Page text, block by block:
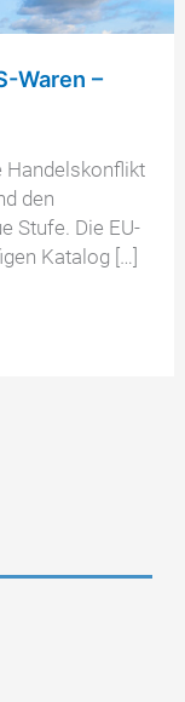
Waren –
Handelskonflikt
den
Stufe. Die EU-
Katalog […]